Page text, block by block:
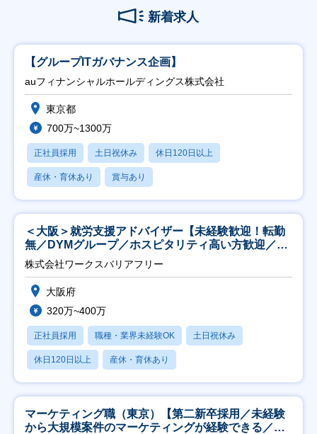
新着求人
【グループITガバナンス企画】
auフィナンシャルホールディングス株式会社
東京都
700万~1300万
正社員採用 土日祝休み 休日120日以上
産休・育休あり 賞与あり
＜大阪＞就労支援アドバイザー【未経験歓迎！転勤
無／DYMグループ／ホスピタリティ高い方歓迎／土
日祝】
株式会社ワークスバリアフリー
大阪府
320万~400万
正社員採用 職種・業界未経験OK 土日祝休み
休日120日以上 産休・育休あり
マーケティング職（東京）【第二新卒採用／未経験
から大規模案件のマーケティングが経験できる／研